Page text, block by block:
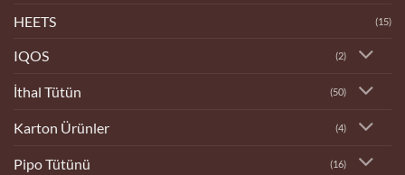
HEETS (15)
IQOS (2)
İthal Tütün (50)
Karton Ürünler (4)
Pipo Tütünü (16)